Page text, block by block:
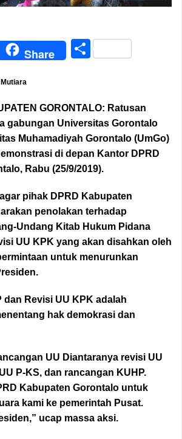
Share Share
GORONTALO: Ratusan
gabungan Universitas Gorontalo
Muhamadiyah Gorontalo (UmGo)
di depan Kantor DPRD
Rabu (25/9/2019).
pihak DPRD Kabupaten
penolakan terhadap
Undang Kitab Hukum Pidana
UU KPK yang akan disahkan oleh
untuk menurunkan
dan Revisi UU KPK adalah
hak demokrasi dan
UU Diantaranya revisi UU
P-KS, dan rancangan KUHP.
Kabupaten Gorontalo untuk
kami ke pemerintah Pusat.
ucap massa aksi.